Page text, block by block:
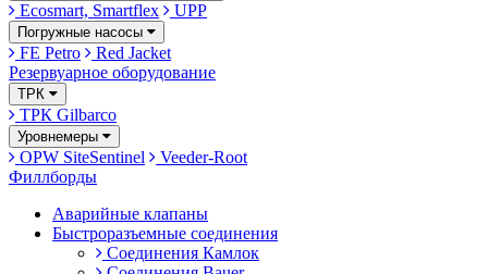
Ecosmart, Smartflex UPP
Погружные насосы
FE Petro
Red Jacket
Резервуарное оборудование
ТРК
ТРК Gilbarco
Уровнемеры
OPW SiteSentinel
Veeder-Root
Филлборды
Аварийные клапаны
Быстроразъемные соединения
Соединения Камлок